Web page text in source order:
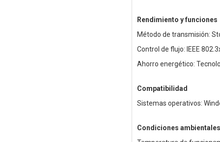
Rendimiento y funciones
Método de transmisión:
Control de flujo: IEEE
Ahorro energético:
Compatibilidad
Sistemas operativos:
Condiciones ambientales